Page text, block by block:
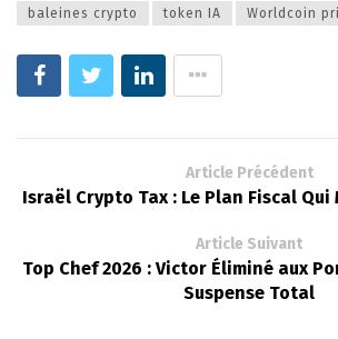
baleines crypto
token IA Worldcoin
Article Précédent
Israël Crypto Tax : Le Plan Fiscal Qui
Article Suivant
Top Chef 2026 : Victor Éliminé aux
Suspense Total